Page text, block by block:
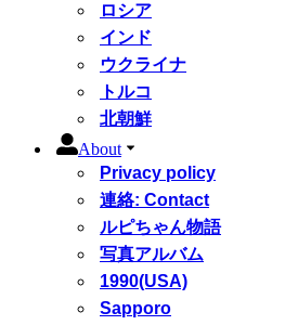
ロシア
インド
ウクライナ
トルコ
北朝鮮
About
Privacy policy
連絡: Contact
ルピちゃん物語
写真アルバム
1990(USA)
Sapporo